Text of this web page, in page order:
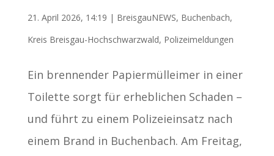
21. April 2026, 14:19 | BreisgauNEWS, Buchenbach,
Kreis Breisgau-Hochschwarzwald, Polizeimeldungen
Ein brennender Papiermülleimer in einer
Toilette sorgt für erheblichen Schaden –
und führt zu einem Polizeieinsatz nach
einem Brand in Buchenbach. Am Freitag,